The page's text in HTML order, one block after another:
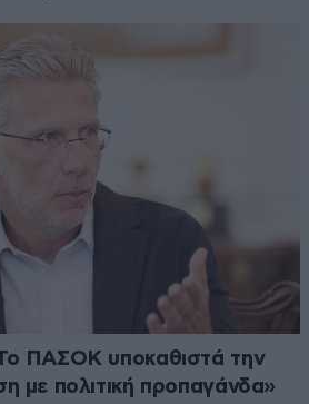
ΠΑΣΟΚ υποκαθιστά την
με πολιτική προπαγάνδα»